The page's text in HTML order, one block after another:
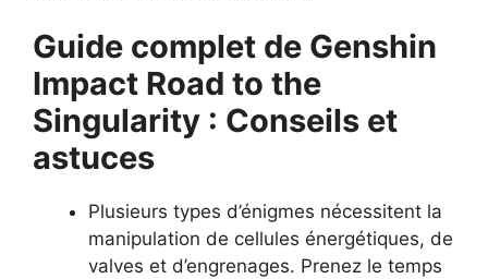
Guide complet de Genshin
Impact Road to the
Singularity : Conseils et
astuces
Plusieurs types d’énigmes nécessitent la
manipulation de cellules énergétiques, de
valves et d’engrenages. Prenez le temps